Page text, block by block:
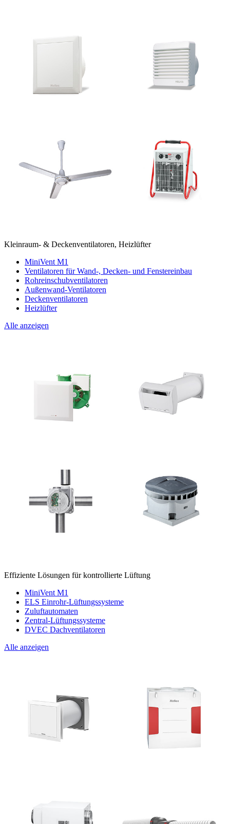
Kleinraum- & Deckenventilatoren, Heizlüfter
MiniVent M1
Ventilatoren für Wand-, Decken- und Fenstereinbau
Rohreinschubventilatoren
Außenwand-Ventilatoren
Deckenventilatoren
Heizlüfter
Alle anzeigen
Effiziente Lösungen für kontrollierte Lüftung
MiniVent M1
ELS Einrohr-Lüftungssysteme
Zuluftautomaten
Zentral-Lüftungssysteme
DVEC Dachventilatoren
Alle anzeigen